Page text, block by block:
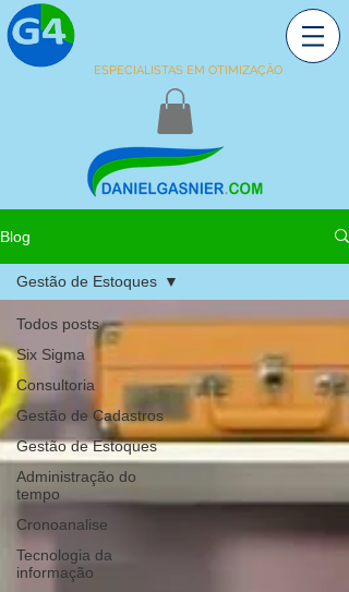
ESPECIALISTAS EM OTIMIZAÇÃO
Blog
Todos posts
Six Sigma
Consultoria
Gestão de Cadastros
Gestão de Estoques
Administração do
tempo
Cronoanalise
Tecnologia da
informação
Gestão de Estoques